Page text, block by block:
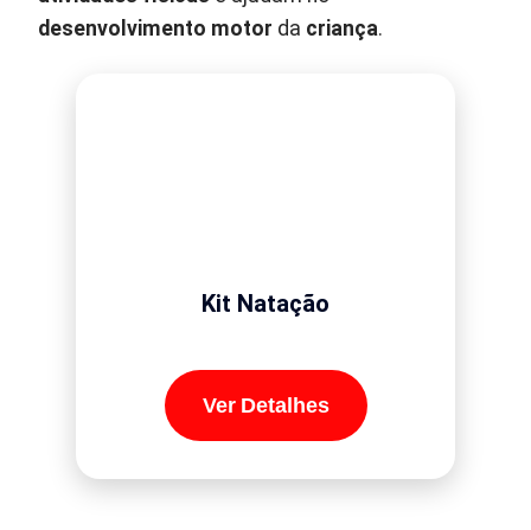
desenvolvimento motor da criança.
Kit Natação
Ver Detalhes